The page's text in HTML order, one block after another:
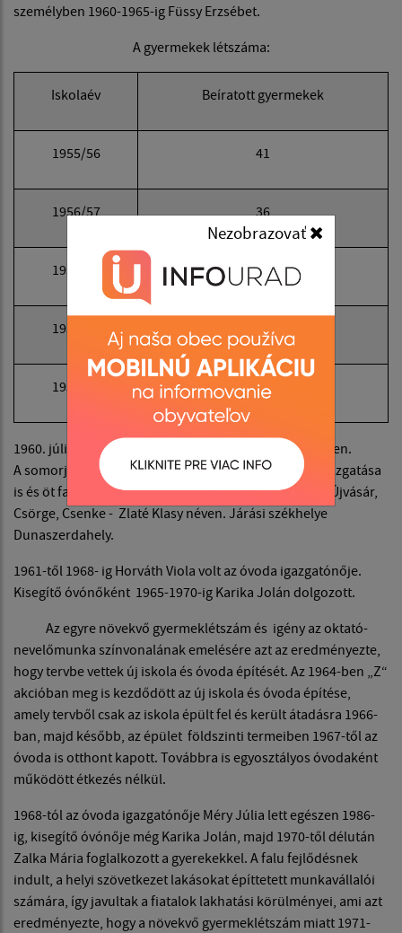
Nezobrazovať
személyben 1960-1965-ig Füssy Erzsébet.
A gyermekek létszáma:
Iskolaév Beíratott gyermekek
1955/56 41
1956/57 36
1957/58 37
1958/59 40
1959/60 47
1960. július 1-je jelentős változást hozott a falu életében.
A somorjai járás megszűnt, így megszűnt a falu közigazgatása
is és öt falu közösségévé vált Nagymagyar, Vajasvata, Újvásár,
Csörge, Csenke - Zlaté Klasy néven. Járási székhelye
Dunaszerdahely.
1961-től 1968- ig Horváth Viola volt az óvoda igazgatónője.
Kisegítő óvónőként 1965-1970-ig Karika Jolán dolgozott.
Az egyre növekvő gyermeklétszám és igény az oktató-
nevelőmunka színvonalának emelésére azt az eredményezte,
hogy tervbe vettek új iskola és óvoda építését. Az 1964-ben „Z“
akcióban meg is kezdődött az új iskola és óvoda építése,
amely tervből csak az iskola épült fel és került átadásra 1966-
ban, majd később, az épület földszinti termeiben 1967-től az
óvoda is otthont kapott. Továbbra is egyosztályos óvodaként
működött étkezés nélkül.
1968-tól az óvoda igazgatónője Méry Júlia lett egészen 1986-
ig, kisegítő óvónője még Karika Jolán, majd 1970-től délután
Zalka Mária foglalkozott a gyerekekkel. A falu fejlődésnek
indult, a helyi szövetkezet lakásokat építtetett munkavállalói
számára, így javultak a fiatalok lakhatási körülményei, ami azt
eredményezte, hogy a növekvő gyermeklétszám miatt 1971-